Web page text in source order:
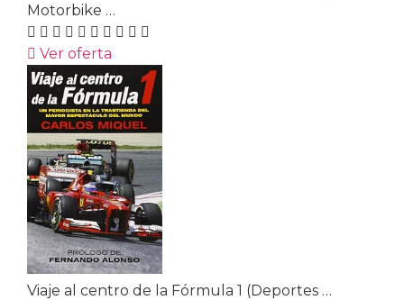
Motorbike …
Ver oferta
Viaje al centro de la Fórmula 1 (Deportes …